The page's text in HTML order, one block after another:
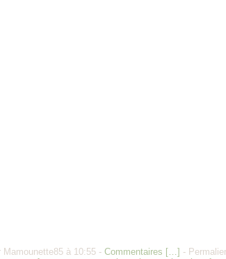
Mamounette85 à 10:55 - Commentaires […] -